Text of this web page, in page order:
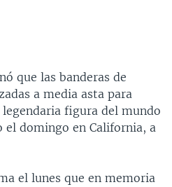
que las banderas de
a media asta para
figura del mundo
el domingo en California, a
el lunes que en memoria